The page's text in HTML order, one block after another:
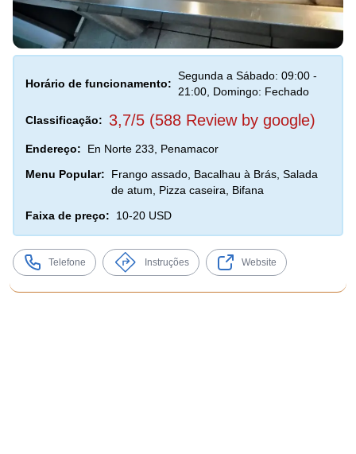
Horário de funcionamento:
Segunda a Sábado: 09:00 -
21:00, Domingo: Fechado
Classificação: 3,7/5 (588 Review by google)
Endereço:
En Norte 233, Penamacor
Menu Popular:
Frango assado, Bacalhau à Brás, Salada
de atum, Pizza caseira, Bifana
Faixa de preço:
10-20 USD
Telefone Instruções Website